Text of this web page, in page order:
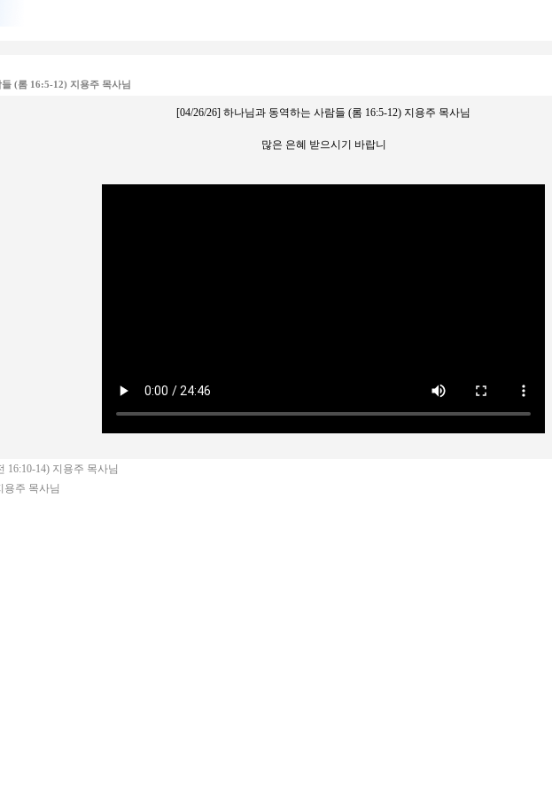
(롬 16:5-12) 지용주 목사님
[04/26/26] 하나님과 동역하는 사람들 (롬 16:5-12) 지용주 목사님
많은 은혜 받으시기 바랍니
16:10-14) 지용주 목사님
용주 목사님